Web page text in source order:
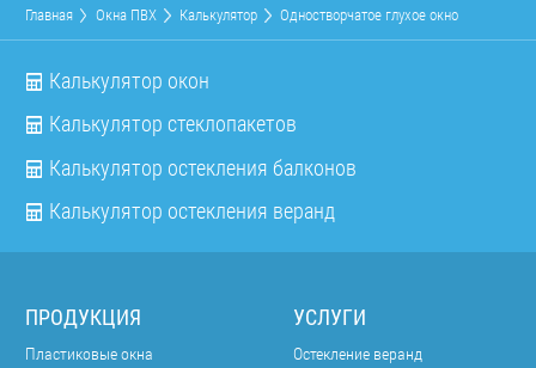
Главная Окна ПВХ Калькулятор Одностворчатое глухое окно
Калькулятор окон
Калькулятор стеклопакетов
Калькулятор остекления балконов
Калькулятор остекления веранд
ПРОДУКЦИЯ
Пластиковые окна
УСЛУГИ
Остекление веранд